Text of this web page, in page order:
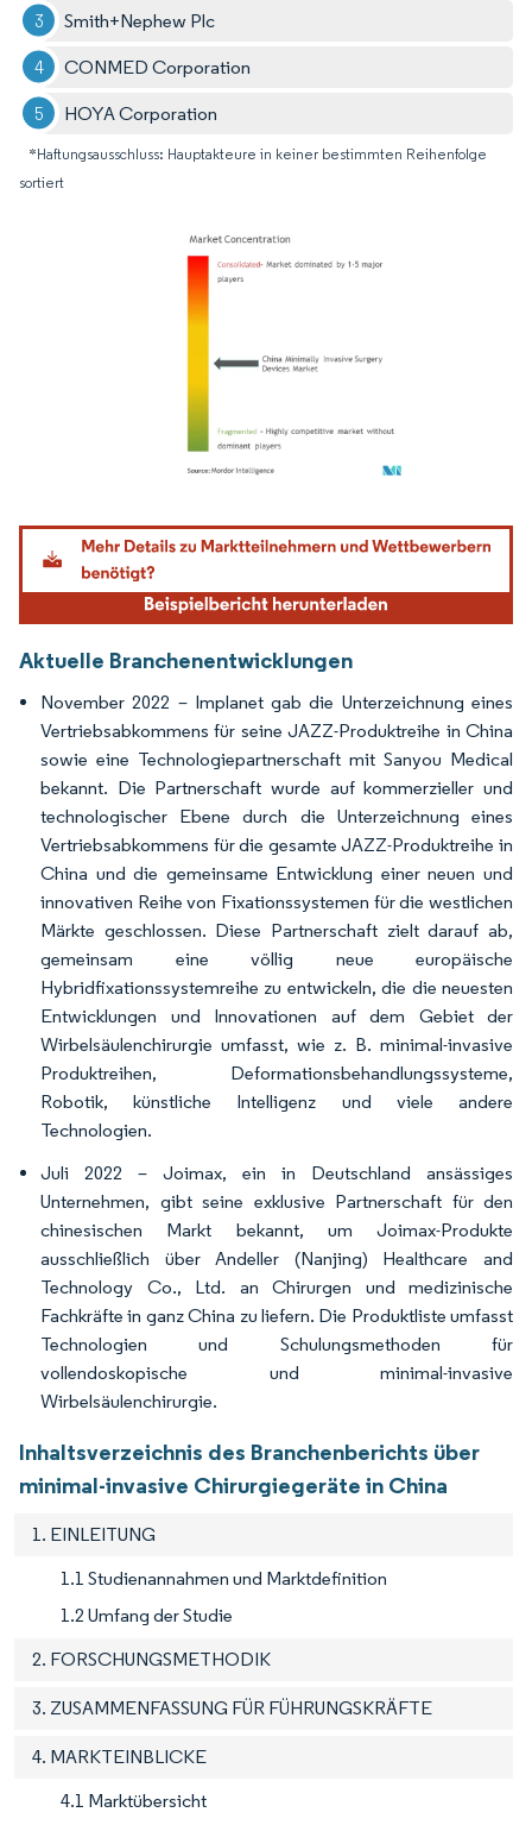
Smith+Nephew Plc
CONMED Corporation
HOYA Corporation
*Haftungsausschluss: Hauptakteure in keiner bestimmten Reihenfolge
sortiert
Bild © Mordor Intelligence. Wiederverwendung erfordert Namensnennung gemäß
Aktuelle Branchenentwicklungen
November 2022 – Implanet gab die Unterzeichnung eines
Vertriebsabkommens für seine JAZZ-Produktreihe in China
sowie eine Technologiepartnerschaft mit Sanyou Medical
bekannt. Die Partnerschaft wurde auf kommerzieller und
technologischer Ebene durch die Unterzeichnung eines
Vertriebsabkommens für die gesamte JAZZ-Produktreihe in
China und die gemeinsame Entwicklung einer neuen und
innovativen Reihe von Fixationssystemen für die westlichen
Märkte geschlossen. Diese Partnerschaft zielt darauf ab,
gemeinsam eine völlig neue europäische
Hybridfixationssystemreihe zu entwickeln, die die neuesten
Entwicklungen und Innovationen auf dem Gebiet der
Wirbelsäulenchirurgie umfasst, wie z. B. minimal-invasive
Produktreihen, Deformationsbehandlungssysteme,
Robotik, künstliche Intelligenz und viele andere
Technologien.
Juli 2022 – Joimax, ein in Deutschland ansässiges
Unternehmen, gibt seine exklusive Partnerschaft für den
chinesischen Markt bekannt, um Joimax-Produkte
ausschließlich über Andeller (Nanjing) Healthcare and
Technology Co., Ltd. an Chirurgen und medizinische
Fachkräfte in ganz China zu liefern. Die Produktliste umfasst
Technologien und Schulungsmethoden für
vollendoskopische und minimal-invasive
Wirbelsäulenchirurgie.
Inhaltsverzeichnis des Branchenberichts über
minimal-invasive Chirurgiegeräte in China
1. EINLEITUNG
1.1 Studienannahmen und Marktdefinition
1.2 Umfang der Studie
2. FORSCHUNGSMETHODIK
3. ZUSAMMENFASSUNG FÜR FÜHRUNGSKRÄFTE
4. MARKTEINBLICKE
4.1 Marktübersicht